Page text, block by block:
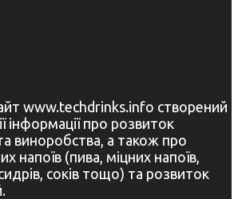
www.techdrinks.info створений
інформації про розвиток
виноробства, а також про
напоїв (пива, міцних напоїв,
соків тощо) та розвиток